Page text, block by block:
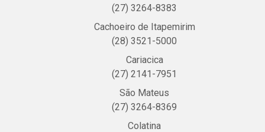
(27) 3264-8383
Cachoeiro de Itapemirim
(28) 3521-5000
Cariacica
(27) 2141-7951
São Mateus
(27) 3264-8369
Colatina